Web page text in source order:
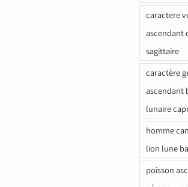
caractere
ascendant
sagittaire
caractère
ascendant
lunaire
homme
lion lune
poisson